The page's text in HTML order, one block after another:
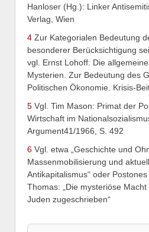
Hanloser (Hg.): Linker
Verlag, Wien
4 Zur Kategorialen Bedeutung
besonderer Berücksichtigung
vgl. Ernst Lohoff: Die
Mysterien. Zur Bedeutung des
Politischen Ökonomie. Krisis-
5 Vgl. Tim Mason: Primat der
Wirtschaft im
Argument41/1966, S. 492
6 Vgl. etwa „Geschichte und
Massenmobilisierung und
Antikapitalismus“ oder
Thomas: „Die mysteriöse
Juden zugeschrieben“